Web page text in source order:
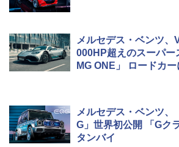
メルセデス・ベンツ、
000HP超えのスーパー
MG ONE」 ロードカ
メルセデス・ベンツ、
G」世界初公開 「Gク
タンバイ